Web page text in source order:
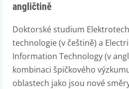
angličtině
Doktorské studium
technologie (v češtině) a
Information Technology (v
kombinaci špičkového
oblastech jako jsou nové